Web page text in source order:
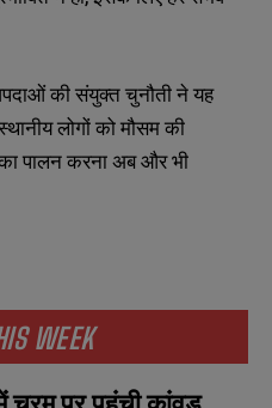
WEEK
की संयुक्त चुनौती ने यह
लोगों को मौसम की
पालन करना अब और भी